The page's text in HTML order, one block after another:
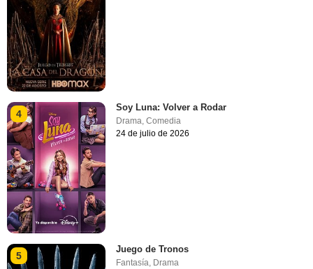
4
Soy Luna: Volver a Rodar
Drama ,Comedia
24 de julio de 2026
5
Juego de Tronos
Fantasía, Drama